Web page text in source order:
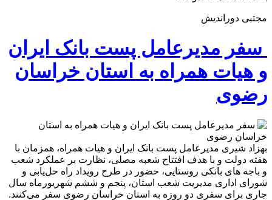
مجتبی دوراندیش
سفر مدیرعامل پست بانک ایران
و هیات همراه به استان خراسان
رضوی
بهزاد شیری مدیرعامل پست بانک ایران و هیات همراه، همزمان با
هفته دولت و با هدف افتتاح شعبه مصلی، نظارت بر عملکرد شعب
و باجه های بانکی روستایی، حضور در طرح رویداد راه حل‌یابی و
شورای اداری مدیریت شعب استان، پنجم و ششم شهریورماه سال
جاری برای سفری دو روزه به استان خراسان رضوی سفر می‌کنند.